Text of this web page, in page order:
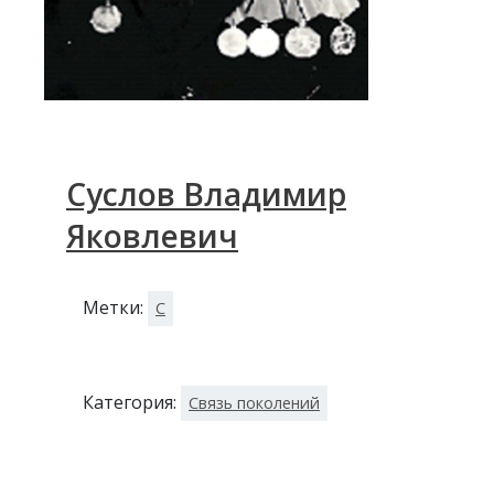
Суслов Владимир
Яковлевич
Метки: С
Категория: Связь поколений